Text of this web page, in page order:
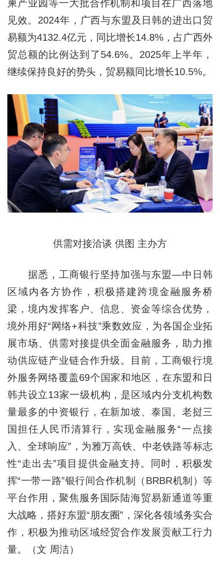
柬产业园等一大批合作机制和项目在广西落地
见效。2024年，广西与东盟及日韩的进出口贸
易额为4132.4亿元，同比增长14.8%，占广西外
贸总额的比例达到了54.6%。2025年上半年，
继续保持良好的势头，贸易额同比增长10.5%。
供需对接洽谈 供图 主办方
据悉，工商银行坚持加强与东盟—中日韩
区域内各方协作，积极搭建跨境金融服务桥
梁，境内发挥客户、信息、资金等综合优势，
境外用好“网络+科技”乘数效应，为各国企业拓
展市场、供需对接提供全面金融服务，助力推
动供应链产业链合作升级。目前，工商银行境
外服务网络覆盖69个国家和地区，在东盟和日
韩共设立13家一级机构，是区域内分支机构数
量最多的中资银行，在新加坡、泰国、老挝三
国担任人民币清算行，实现金融服务“一点接
入、全球响应”，为雅万高铁、中老铁路等标志
性“走出去”项目提供金融支持。同时，积极发
挥“一带一路”银行间合作机制（BRBR机制）等
平台作用，聚焦服务国际陆海贸易新通道等重
大战略，搭好东盟“朋友圈”，深化各领域务实合
作，积极为推动区域经贸合作发展贡献工行力
量。（文 周洁）